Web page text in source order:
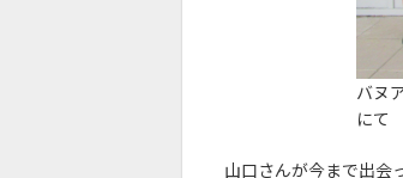
バヌ
にて
山口さんが今まで出会